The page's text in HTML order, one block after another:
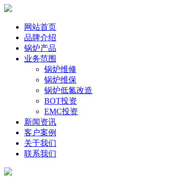
网站首页
品牌介绍
锅炉产品
业务范围
锅炉维修
锅炉维保
锅炉低氮改造
BOT投资
EMC投资
新闻资讯
客户案例
关于我们
联系我们